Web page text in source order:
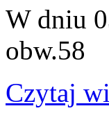
W dniu
obw.58
Czytaj